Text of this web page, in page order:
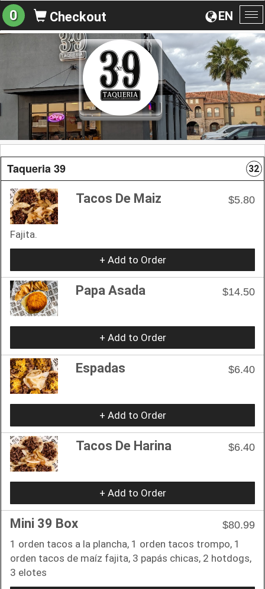
EN
0 Checkout
Taqueria 39 32
Tacos De Maiz $5.80
Fajita.
+ Add to Order
Papa Asada $14.50
+ Add to Order
Espadas $6.40
+ Add to Order
Tacos De Harina $6.40
+ Add to Order
Mini 39 Box
$80.99
1 orden tacos a la plancha, 1 orden tacos trompo, 1
orden tacos de maíz fajita, 3 papás chicas, 2 hotdogs,
3 elotes